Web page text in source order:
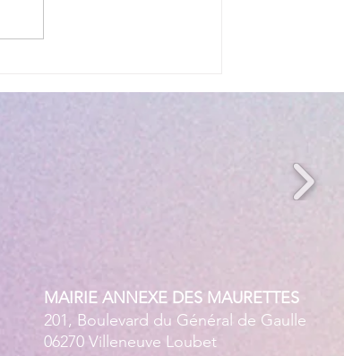
MAIRIE ANNEXE DES MAURETTES
201, Boulevard du Général de Gaulle
06270 Villeneuve Loubet